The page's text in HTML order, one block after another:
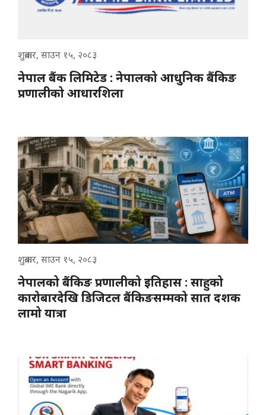
शुक्रबार, साउन १५, २०८३
नेपाल बैंक लिमिटेड : नेपालको आधुनिक बैंकिङ
प्रणालीको आधारशिला
शुक्रबार, साउन १५, २०८३
नेपालको बैंकिङ प्रणालीको इतिहास : साहुको
कारोबारदेखि डिजिटल बैंकिङसम्मको सात दशक
लामो यात्रा